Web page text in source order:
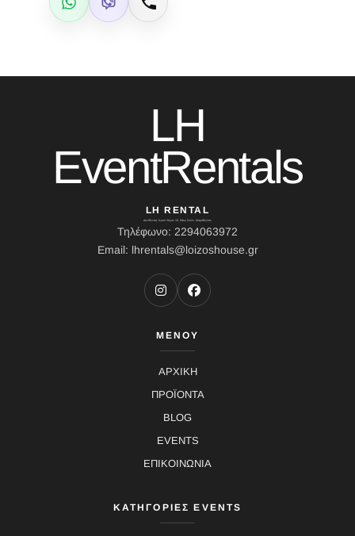
WhatsApp
Viber Κλήση
LH
EventRentals
LH RENTAL
Διεύθυνση: Ιερού Λόχου 10, Κάτω Σούλι, Μαραθώνας
Τηλέφωνο: 2294063972
Email: lhrentals@loizoshouse.gr
ΜΕΝΟΥ
ΑΡΧΙΚΗ
ΠΡΟΪΟΝΤΑ
BLOG
EVENTS
ΕΠΙΚΟΙΝΩΝΙΑ
ΚΑΤΗΓΟΡΙΕΣ EVENTS